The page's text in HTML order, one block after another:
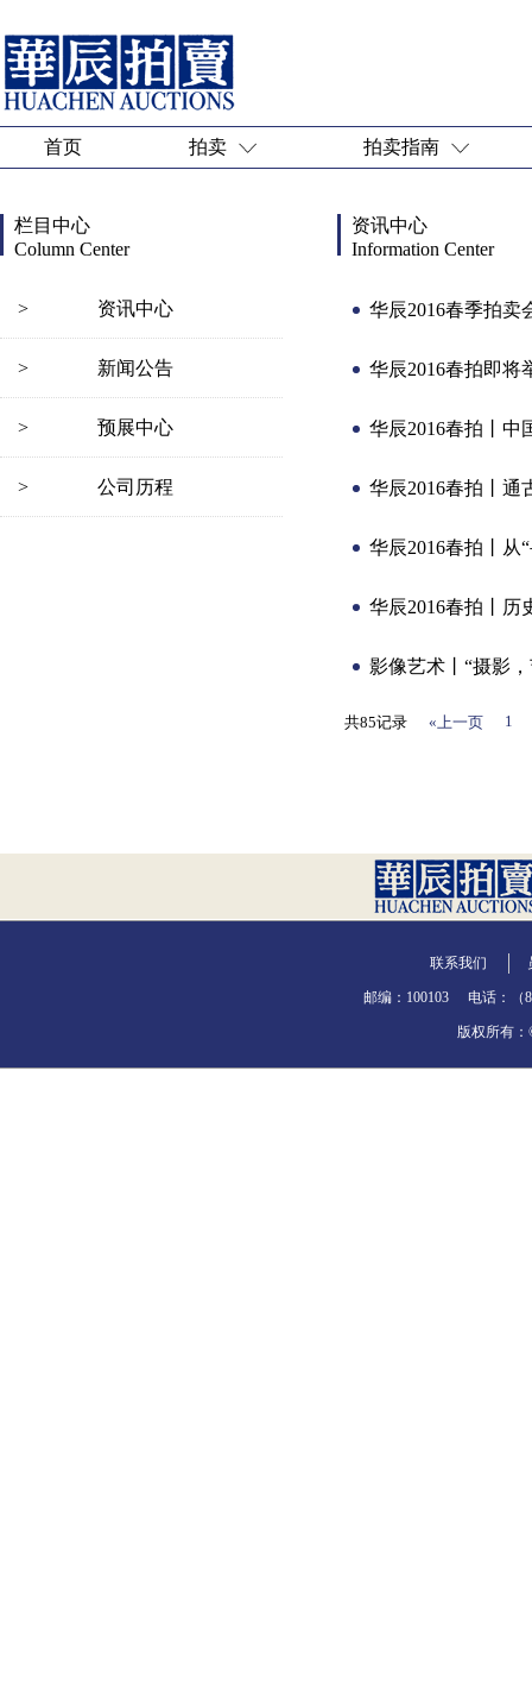
首页 拍卖 拍卖指南
栏目中心
Column Center
> 资讯中心
> 新闻公告
> 预展中心
> 公司历程
资讯中心
Information Center
华辰2016春季拍卖
华辰2016春拍即将
华辰2016春拍丨
华辰2016春拍丨
华辰2016春拍丨
华辰2016春拍丨
影像艺术丨“摄影
共85记录 «上一页 1
联系我们
邮编：100103 电话：（
版权所有